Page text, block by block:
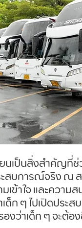
นเป็นสิ่งสำคัญที่
สบการณ์จริง ณ
มเข้าใจ และคว
ด็ก ๆ ไปเปิดปร
ว่าเด็ก ๆ จะต้อ